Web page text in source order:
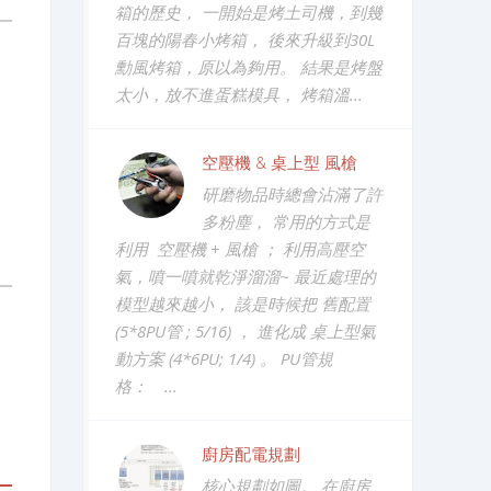
箱的歷史， 一開始是烤土司機，到幾
百塊的陽春小烤箱， 後來升級到30L
勳風烤箱，原以為夠用。 結果是烤盤
太小，放不進蛋糕模具， 烤箱溫...
空壓機 & 桌上型 風槍
研磨物品時總會沾滿了許
多粉塵， 常用的方式是
利用 空壓機 + 風槍 ； 利用高壓空
氣，噴一噴就乾淨溜溜~ 最近處理的
模型越來越小， 該是時候把 舊配置
(5*8PU管 ; 5/16) ， 進化成 桌上型氣
動方案 (4*6PU; 1/4) 。 PU管規
格： ...
廚房配電規劃
核心規劃如圖。 在廚房